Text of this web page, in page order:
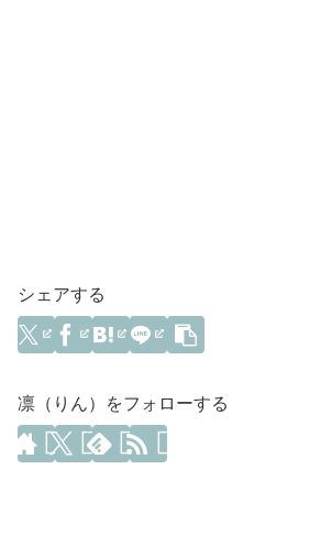
シェアする
凛（りん）をフォローする